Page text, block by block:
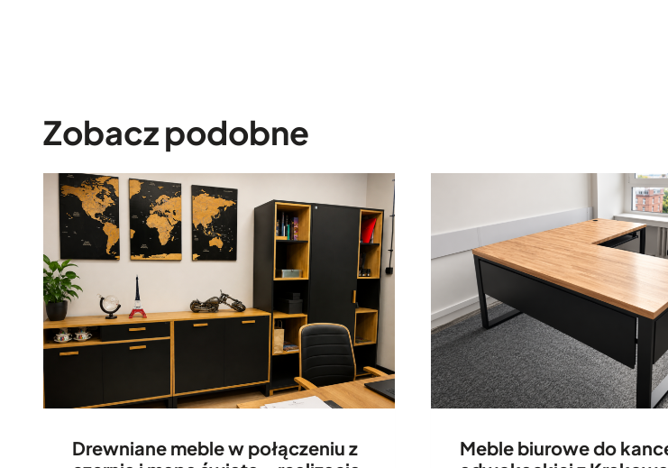
Zobacz podobne
Drewniane meble w połączeniu z
Meble biurowe do